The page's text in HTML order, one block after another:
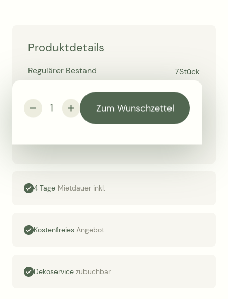
Zum Wunschzettel
Produktdetails
Regulärer Bestand 7Stück
70 cm
Höhe 150 cm
4 Tage Mietdauer inkl.
KostenfreiesAngebot
Dekoservicezubuchbar